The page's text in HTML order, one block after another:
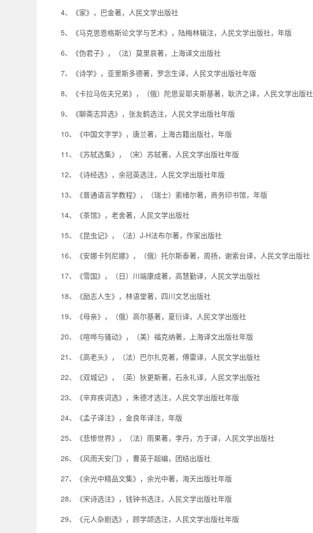
4、《家》，巴金著，人民文学出版社
5、《马克思恩格斯论文学与艺术》，陆梅林辑注，人民文学出版社，年版
6、《伪君子》，（法）莫里哀著，上海译文出版社
7、《诗学》，亚里斯多德著，罗念生译，人民文学出版社年版
8、《卡拉马佐夫兄弟》，（俄）陀思妥耶夫斯基著，耿济之译，人民文学出版社
9、《聊斋志异选》，张友鹤选注，人民文学出版社年版
10、《中国文字学》，唐兰著，上海古籍出版社，年版
11、《苏轼选集》，（宋）苏轼著，人民文学出版社年版
12、《诗经选》，余冠英选注，人民文学出版社年版
13、《普通语言学教程》，（瑞士）索绪尔著，商务印书馆，年版
14、《茶馆》，老舍著，人民文学出版社
15、《昆虫记》，（法）J-H法布尔著，作家出版社
16、《安娜卡列尼娜》，（俄）托尔斯泰著，周扬，谢索台译，人民文学出版社
17、《雪国》，（日）川端康成著，高慧勤译，人民文学出版社
18、《励志人生》，林语堂著，四川文艺出版社
19、《母亲》，（俄）高尔基著，夏衍译，人民文学出版社
20、《喧哗与骚动》，（美）福克纳著，上海译文出版社年版
21、《高老头》，（法）巴尔扎克著，傅雷译，人民文学出版社
22、《双城记》，（英）狄更斯著，石永礼译，人民文学出版社
23、《辛弃疾词选》，朱德才选注，人民文学出版社年版
24、《孟子译注》，金良年译注，年版
25、《悲惨世界》，（法）雨果著，李丹，方于译，人民文学出版社
26、《风雨天安门》，曹英于超编，团结出版社
27、《余光中精品文集》，余光中著，海天出版社年版
28、《宋诗选注》，钱钟书选注，人民文学出版社年版
29、《元人杂剧选》，顾学颉选注，人民文学出版社年版